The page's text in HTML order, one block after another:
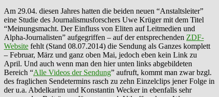
Am 29.04. diesen Jahres hatten die beiden neuen “Anstaltsleiter”
eine Studie des Journalismusforschers Uwe Krüger mit dem Titel
“Meinungsmacht. Der Einfluss von Eliten auf Leitmedien und
Alpha-Journalisten” aufgegriffen – auf der entsprechenden ZDF-
Website fehlt (Stand 08.07.2014) die Sendung als Ganzes komplett
– Februar, März und ganz oben Mai, jedoch eben kein Link zu
April. Und auch wenn man den hier unten links abgebildeten
Bereich “Alle Videos der Sendung” aufruft, kommt man zwar bzgl.
des fraglichen Sendetermins rasch zu zehn Einzelclips jener Folge in
der u.a. Abdelkarim und Konstantin Wecker in ebenfalls sehr